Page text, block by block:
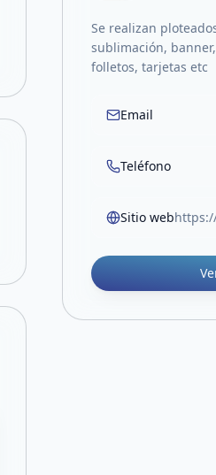
Se realizan
sublimación,
folletos, tarjetas etc
Email
Teléfono
Sitio web